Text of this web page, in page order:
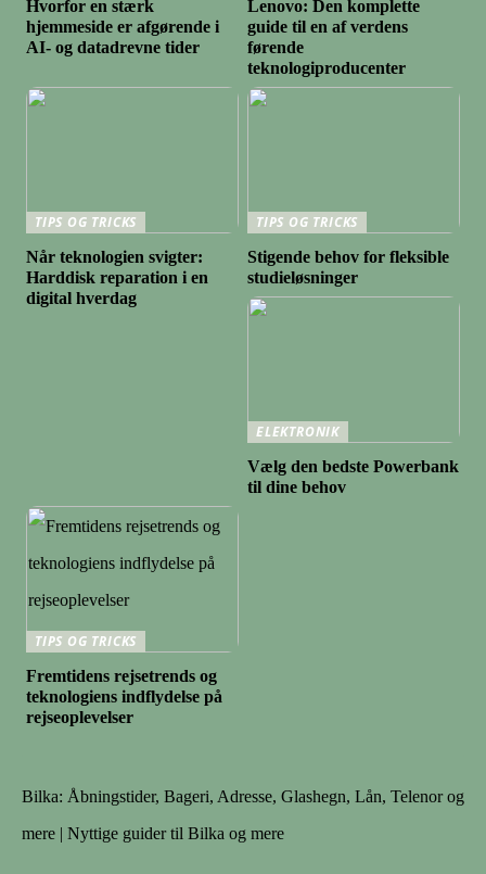
Hvorfor en stærk
hjemmeside er afgørende i
AI- og datadrevne tider
Lenovo: Den komplette
guide til en af verdens
førende
teknologiproducenter
TIPS OG TRICKS
Når teknologien svigter:
Harddisk reparation i en
digital hverdag
TIPS OG TRICKS
Stigende behov for fleksible
studieløsninger
ELEKTRONIK
Vælg den bedste Powerbank
til dine behov
TIPS OG TRICKS
Fremtidens rejsetrends og
teknologiens indflydelse på
rejseoplevelser
Bilka: Åbningstider, Bageri, Adresse, Glashegn, Lån, Telenor og
mere | Nyttige guider til Bilka og mere